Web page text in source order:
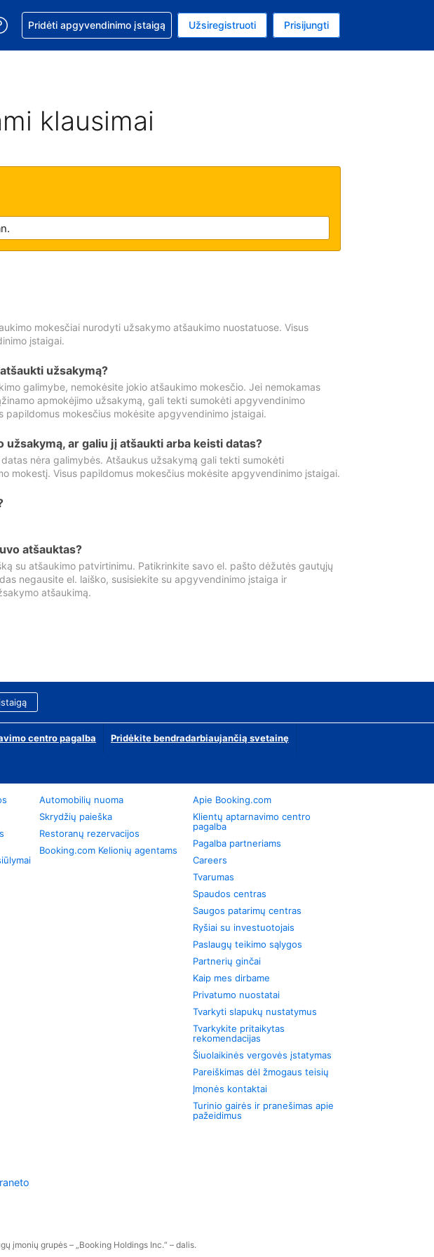
Jūsų pasirinkta valiuta: Euras
kalbą. Jūsų pasirinkta kalba: Lietuvių
Pagalba dėl užsakymo
Pridėti apgyvendinimo įstaigą Užsiregistruoti Prisijungti
klausimai
mokesčiai nurodyti užsakymo atšaukimo nuostatuose. Visus
įstaigai.
užsakymą?
galimybe, nemokėsite jokio atšaukimo mokesčio. Jei nemokamas
apmokėjimo užsakymą, gali tekti sumokėti apgyvendinimo
papildomus mokesčius mokėsite apgyvendinimo įstaigai.
ar galiu jį atšaukti arba keisti datas?
nėra galimybės. Atšaukus užsakymą gali tekti sumokėti
mokestį. Visus papildomus mokesčius mokėsite apgyvendinimo įstaigai.
atšauktas?
su atšaukimo patvirtinimu. Patikrinkite savo el. pašto dėžutės gautųjų
negausite el. laiško, susisiekite su apgyvendinimo įstaiga ir
atšaukimą.
centro pagalba Pridėkite bendradarbiaujančią svetainę
Automobilių nuoma
Skrydžių paieška
Restoranų rezervacijos
Booking.com Kelionių agentams
Apie Booking.com
Klientų aptarnavimo centro
pagalba
Pagalba partneriams
Careers
Tvarumas
Spaudos centras
Saugos patarimų centras
Ryšiai su investuotojais
Paslaugų teikimo sąlygos
Partnerių ginčai
Kaip mes dirbame
Privatumo nuostatai
Tvarkyti slapukų nustatymus
Tvarkykite pritaikytas
rekomendacijas
Šiuolaikinės vergovės įstatymas
Pareiškimas dėl žmogaus teisių
Įmonės kontaktai
Turinio gairės ir pranešimas apie
pažeidimus
įmonių grupės – „Booking Holdings Inc.“ – dalis.